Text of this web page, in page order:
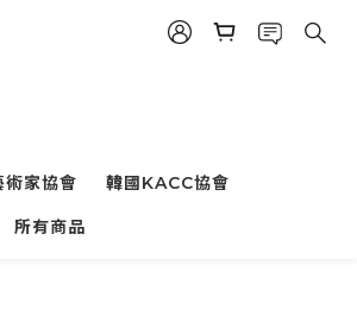
家協會 韓國KACC協會
所有商品